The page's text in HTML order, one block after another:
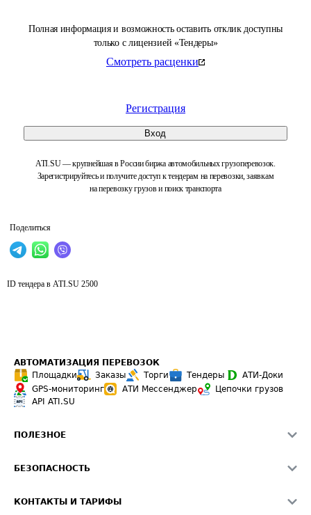
Полная информация и возможность оставить отклик доступны
только с лицензией «Тендеры»
Смотреть расценки
Регистрация
Вход
ATI.SU — крупнейшая в России биржа автомобильных грузоперевозок.
Зарегистрируйтесь и получите доступ к тендерам на перевозки, заявкам
на перевозку грузов и поиск транспорта
Поделиться
ID тендера в ATI.SU 2500
АВТОМАТИЗАЦИЯ ПЕРЕВОЗОК
Площадки
Заказы Торги Тендеры
АТИ-Доки
GPS-мониторинг
АТИ Мессенджер
Цепочки грузов
API ATI.SU
ПОЛЕЗНОЕ
Звезды ATI.SU на вашем сайте
БЕЗОПАСНОСТЬ
КОНТАКТЫ И ТАРИФЫ